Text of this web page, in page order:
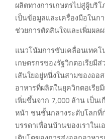
ผลิตทางการเกษตรไปสู่ผู้บริ
เป็นข้อมูลและเครื่องมือในก
ช่วยการตัดสินใจและเพิ่มผล
แนวโน้มการขับเคลื่อนเทค
เกษตรกรของรัฐวิกตอเรียมี
เส้นใยอยู่หนึ่งในสามของออ
อาหารที่ผลิตในยุควิกตอเรีย
เพิ่มขึ้นจาก 7,000 ล้าน เป็น
หน้า ชนชั้นกลางระดับโลกที่
บรรดาเพื่อนบ้านของเราใน